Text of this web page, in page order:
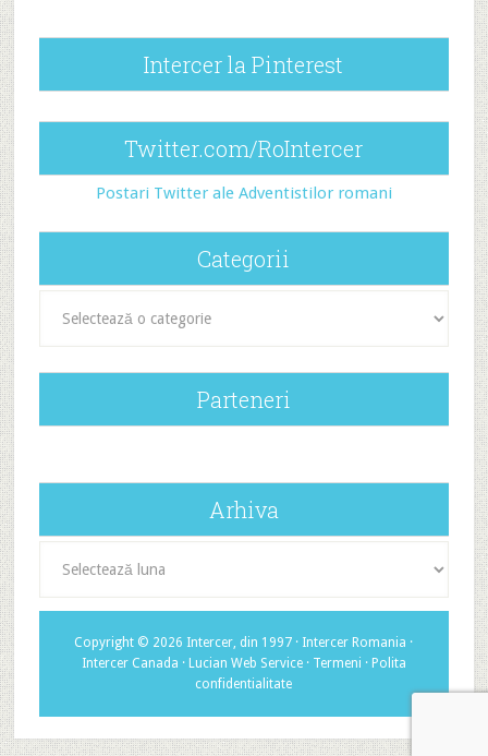
Intercer la Pinterest
Twitter.com/RoIntercer
Postari Twitter ale Adventistilor romani
Categorii
Parteneri
Arhiva
Copyright © 2026 Intercer, din 1997 · Intercer Romania ·
Intercer Canada · Lucian Web Service· Termeni · Polita
confidentialitate